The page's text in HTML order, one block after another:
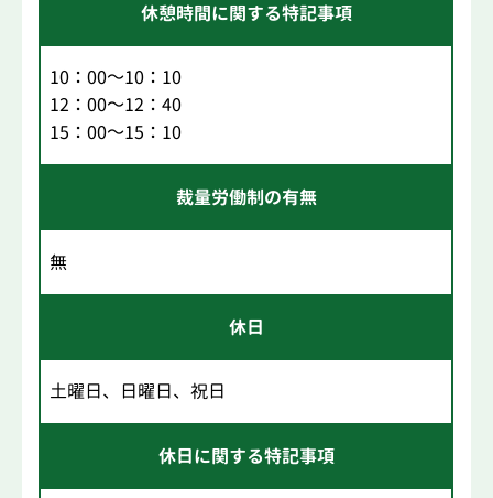
休憩時間に関する特記事項
10：00～10：10
12：00～12：40
15：00～15：10
裁量労働制の有無
無
休日
土曜日、日曜日、祝日
休日に関する特記事項